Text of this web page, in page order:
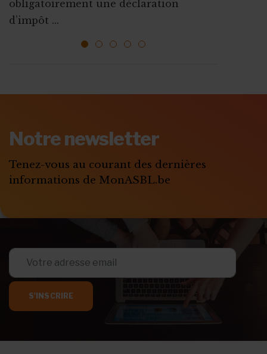
obligatoirement une déclaration
d’impôt ...
ressources, vous faire connaî...
l’emploi sont mises ...
1 2 3 4
MONASBL.BE
S'ABONNER
Notre newsletter
Tenez-vous au courant des dernières
informations de MonASBL.be
S'INSCRIRE